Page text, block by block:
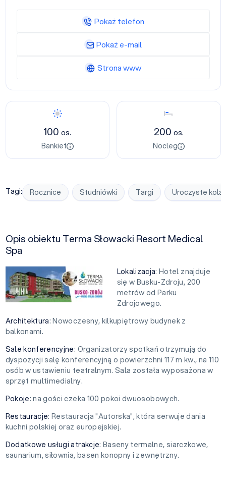
Bankiet
100os.
Bankiet
Nocleg
200 os.
Nocleg
Tagi: Rocznice Studniówki Targi Uroczyste
Opis obiektu Terma Słowacki Resort Medical
Spa
Lokalizacja: Hotel znajduje
się w Busku-Zdroju, 200
metrów od Parku
Zdrojowego.
Architektura: Nowoczesny, kilkupiętrowy budynek z
balkonami.
Sale konferencyjne: Organizatorzy spotkań otrzymują do
dyspozycji salę konferencyjną o powierzchni 117 m kw., na 110
osób w ustawieniu teatralnym. Sala została wyposażona w
sprzęt multimedialny.
Pokoje: na gości czeka 100 pokoi dwuosobowych.
Restauracje: Restauracja "Autorska", która serwuje dania
kuchni polskiej oraz europejskiej.
Dodatkowe usługi atrakcje: Baseny termalne, siarczkowe,
saunarium, siłownia, basen konopny i zewnętrzny.
Pokaż telefon
Pokaż e-mail
Strona www